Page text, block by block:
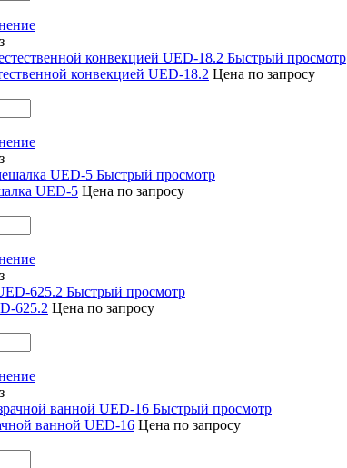
Быстрый просмотр
конвекцией UED-18.2 Цена по запросу
Быстрый просмотр
UED-5 Цена по запросу
Быстрый просмотр
625.2 Цена по запросу
Быстрый просмотр
ванной UED-16 Цена по запросу